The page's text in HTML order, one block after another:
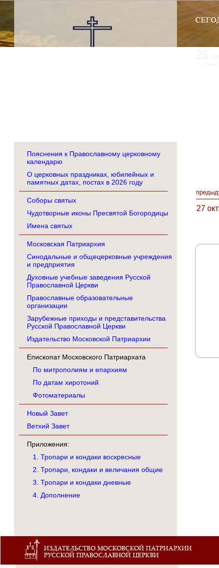
Пояснения к Православному церковному
календарю
О церковных праздниках, юбилейных и
памятных датах, постах в 2026 году
Соборы святых
Чудотворные иконы Пресвятой Богородицы
Имена святых
Московская Патриархия
Синодальные и общецерковные учреждения
и предприятия
Духовные учебные заведения Русской
Православной Церкви
Православные образовательные
организации
Зарубежные приходы и представительства
Русской Православной Церкви
Издательство Московской Патриархии
Епископат Московского Патриархата
По митрополиям и епархиям
По датам хиротоний
Фотоматериалы
Новый Завет
Ветхий Завет
Приложения:
1. Тропари и кондаки воскресные
2. Тропари, кондаки и величания общие
3. Тропари и кондаки дневные
4. Дополнение
27
25
по